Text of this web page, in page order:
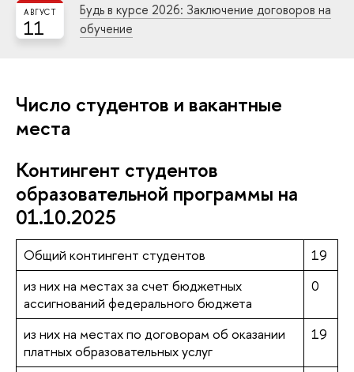
11
АВГУСТ
Будь в курсе 2026: Заключение договоров на
обучение
Число студентов и вакантные
места
Контингент студентов
образовательной программы на
01.10.2025
Общий контингент студентов
19
из них на местах за счет бюджетных
ассигнований федерального бюджета
0
из них на местах по договорам об оказании
платных образовательных услуг
19